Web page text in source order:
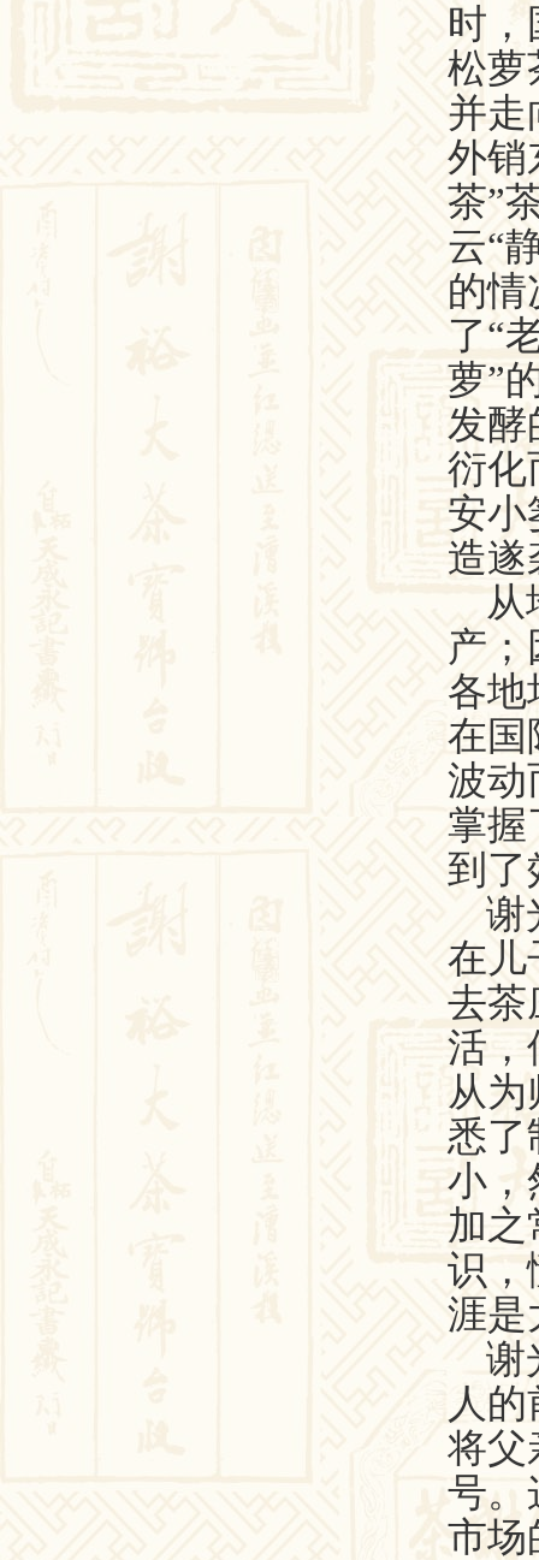
时
松萝
并走
外销
茶”
云“
的情
了“
萝”
发酵
衍化
安小
造遂
从
产
各地
在国
波动
掌握
到了
谢
在儿
去茶
活，
从
悉了
小，
加之
识，
涯是
谢
人
将父
号。
市场